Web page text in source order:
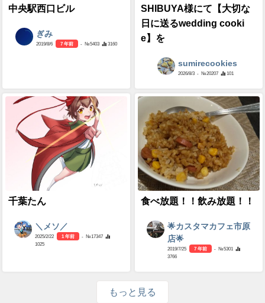
中央駅西口ビル
ぎみ
2019/8/6 7 年前 - №5403 3160
SHIBUYA様にて【大切な
日に送るwedding cooki
e】を
sumirecookies
2026/8/3 - №20207 101
千葉たん
＼メソ／
2025/2/22 1 年前
- №17347
1025
食べ放題！！飲み放題！！
🌟カスタマカフェ市原
店🌟
2019/7/25 7 年前
- №5301
3766
もっと見る